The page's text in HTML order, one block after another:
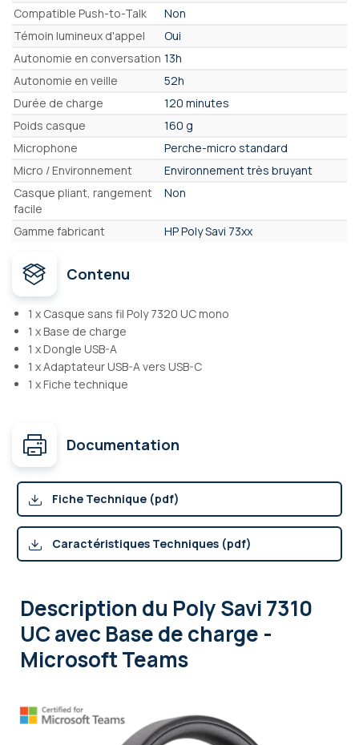
Compatible Push-to-Talk
Non
Témoin lumineux d'appel
Oui
Autonomie en conversation 13h
Autonomie en veille
52h
Durée de charge
120 minutes
Poids casque
160 g
Microphone
Perche-micro standard
Micro / Environnement
Environnement très bruyant
Casque pliant, rangement
facile
Non
Gamme fabricant HP Poly Savi 73xx
Contenu
1 x Casque sans fil Poly 7320 UC mono
1 x Base de charge
1 x Dongle USB-A
1 x Adaptateur USB-A vers USB-C
1 x Fiche technique
Documentation
Fiche Technique (pdf)
Caractéristiques Techniques (pdf)
Description du Poly Savi 7310
UC avec Base de charge -
Microsoft Teams